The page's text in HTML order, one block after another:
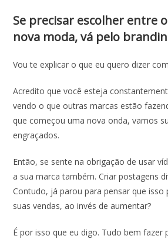
Se precisar escolher entre
nova moda, vá pelo
Vou te explicar o que eu quero dizer
Acredito que você esteja
vendo o que outras marcas estão
que começou uma nova onda, vamos
engraçados.
Então, se sente na obrigação de usar
a sua marca também. Criar postagens
Contudo, já parou para pensar que isso
suas vendas, ao invés de aumentar?
É por isso que eu digo. Tudo bem fazer